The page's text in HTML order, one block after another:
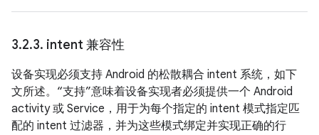
3.2.3. intent 兼容性
设备实现必须支持 Android 的松散耦合 intent 系统，如下
文所述。“支持”意味着设备实现者必须提供一个 Android
activity 或 Service，用于为每个指定的 intent 模式指定匹
配的 intent 过滤器，并为这些模式绑定并实现正确的行